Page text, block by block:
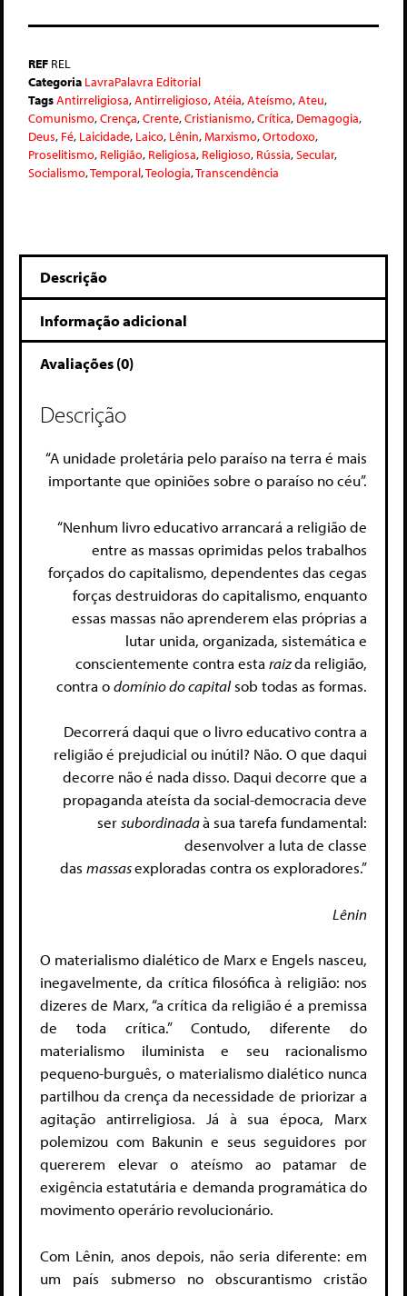
REF REL
Categoria LavraPalavra Editorial
TagsAntirreligiosa,Antirreligioso,Atéia,Ateísmo,Ateu,
Comunismo,Crença,Crente,Cristianismo,Crítica, Demagogia,
Deus, Fé, Laicidade, Laico, Lênin,Marxismo,Ortodoxo,
Proselitismo, Religião, Religiosa, Religioso, Rússia,Secular,
Socialismo,Temporal,Teologia,Transcendência
Descrição
Informação adicional
Avaliações (0)
Descrição
“A unidade proletária pelo paraíso na terra é mais
importante que opiniões sobre o paraíso no céu”.
“Nenhum livro educativo arrancará a religião de
entre as massas oprimidas pelos trabalhos
forçados do capitalismo, dependentes das cegas
forças destruidoras do capitalismo, enquanto
essas massas não aprenderem elas próprias a
lutar unida, organizada, sistemática e
conscientemente contra esta raizda religião,
contra odomínio do capitalsob todas as formas.
Decorrerá daqui que o livro educativo contra a
religião é prejudicial ou inútil? Não. O que daqui
decorre não é nada disso. Daqui decorre que a
propaganda ateísta da social-democracia deve
sersubordinadaà sua tarefa fundamental:
desenvolver a luta de classe
das massasexploradas contra os exploradores.”
Lênin
O materialismo dialético de Marx e Engels nasceu,
inegavelmente, da crítica filosófica à religião: nos
dizeres de Marx, “a crítica da religião é a premissa
de toda crítica.” Contudo, diferente do
materialismo iluminista e seu racionalismo
pequeno-burguês, o materialismo dialético nunca
partilhou da crença da necessidade de priorizar a
agitação antirreligiosa. Já à sua época, Marx
polemizou com Bakunin e seus seguidores por
quererem elevar o ateísmo ao patamar de
exigência estatutária e demanda programática do
movimento operário revolucionário.
Com Lênin, anos depois, não seria diferente: em
um país submerso no obscurantismo cristão